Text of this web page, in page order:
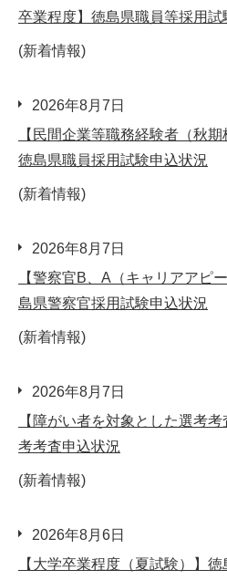
卒業程度】徳島県職員等採用試
(新着情報)
2026年8月7日
【民間企業等職務経験者（秋
徳島県職員採用試験申込状況
(新着情報)
2026年8月7日
【警察官B、A（キャリアアピ
島県警察官採用試験申込状況
(新着情報)
2026年8月7日
【障がい者を対象とした選考
考考査申込状況
(新着情報)
2026年8月6日
【大学卒業程度（夏試験）】